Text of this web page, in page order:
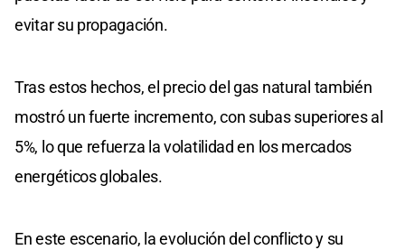
evitar su propagación.
Tras estos hechos, el precio del gas natural también
mostró un fuerte incremento, con subas superiores al
5%, lo que refuerza la volatilidad en los mercados
energéticos globales.
En este escenario, la evolución del conflicto y su